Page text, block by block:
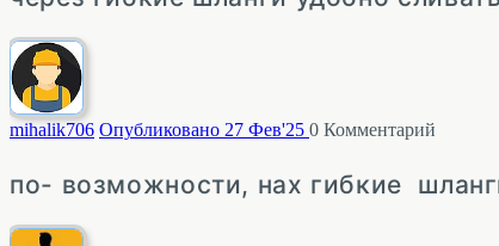
mihalik706 Опубликовано 27 Фев'25 0 Комментарий
по- возможности, нах гибкие